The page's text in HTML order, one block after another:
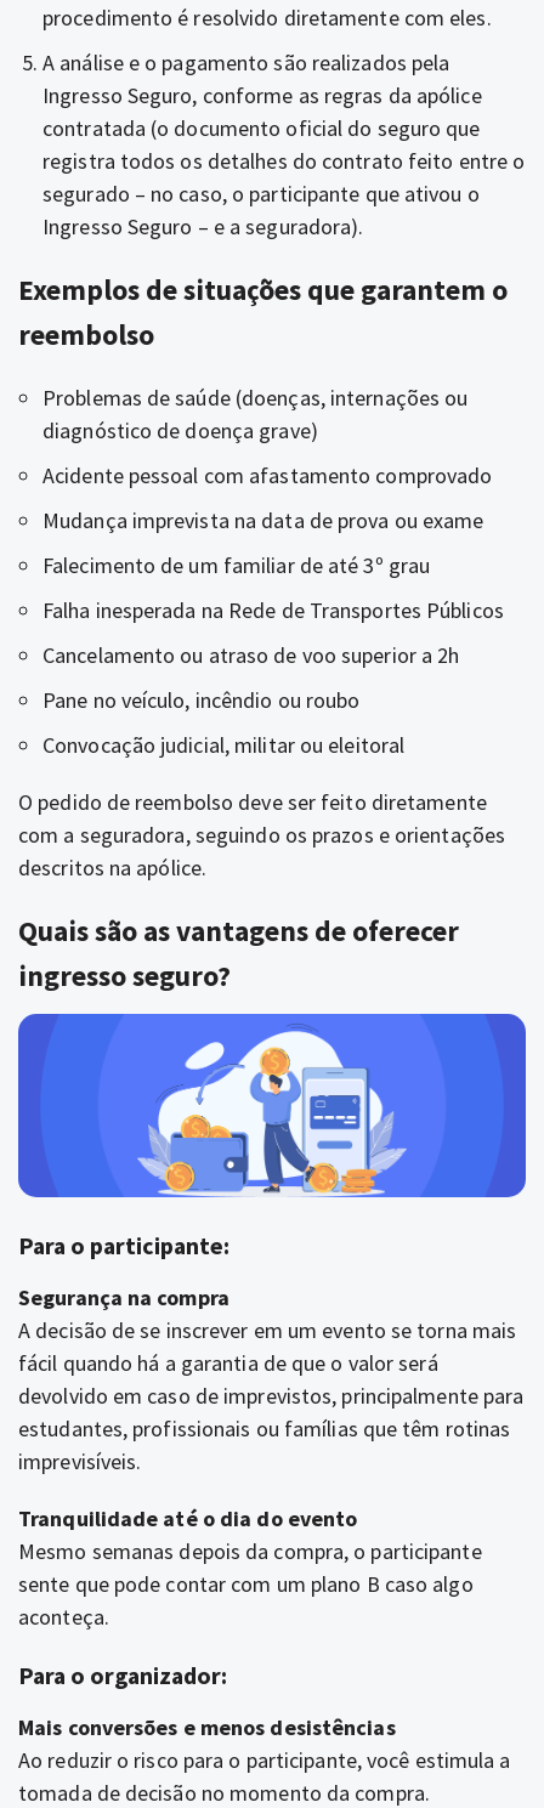
procedimento é resolvido diretamente com eles.
A análise e o pagamento são realizados pela
Ingresso Seguro, conforme as regras da apólice
contratada (o documento oficial do seguro que
registra todos os detalhes do contrato feito entre o
segurado – no caso, o participante que ativou o
Ingresso Seguro – e a seguradora).
Exemplos de situações que garantem o
reembolso
Problemas de saúde (doenças, internações ou
diagnóstico de doença grave)
Acidente pessoal com afastamento comprovado
Mudança imprevista na data de prova ou exame
Falecimento de um familiar de até 3º grau
Falha inesperada na Rede de Transportes Públicos
Cancelamento ou atraso de voo superior a 2h
Pane no veículo, incêndio ou roubo
Convocação judicial, militar ou eleitoral
O pedido de reembolso deve ser feito diretamente
com a seguradora, seguindo os prazos e orientações
descritos na apólice.
Quais são as vantagens de oferecer
ingresso seguro?
Para o participante:
Segurança na compra
A decisão de se inscrever em um evento se torna mais
fácil quando há a garantia de que o valor será
devolvido em caso de imprevistos, principalmente para
estudantes, profissionais ou famílias que têm rotinas
imprevisíveis.
Tranquilidade até o dia do evento
Mesmo semanas depois da compra, o participante
sente que pode contar com um plano B caso algo
aconteça.
Para o organizador:
Mais conversões e menos desistências
Ao reduzir o risco para o participante, você estimula a
tomada de decisão no momento da compra.